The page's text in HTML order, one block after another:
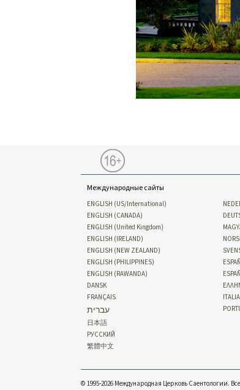
Международные сайты
ENGLISH (US/International)
ENGLISH (CANADA)
ENGLISH (United Kingdom)
ENGLISH (IRELAND)
ENGLISH (NEW ZEALAND)
ENGLISH (PHILIPPINES)
ENGLISH (RAWANDA)
DANSK
FRANÇAIS
עברית
日本語
РУССКИЙ
繁體中文
© 1995-2026 Международная Церковь Саентологии.